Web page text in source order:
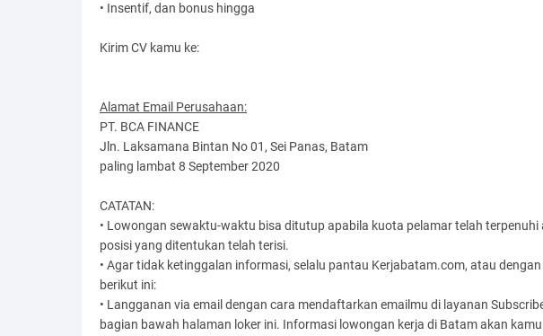
• Insentif, dan bonus hingga
Kirim CV kamu ke:
Alamat Email Perusahaan:
PT. BCA FINANCE
Jln. Laksamana Bintan No 01, Sei Panas, Batam
paling lambat 8 September 2020
CATATAN:
• Lowongan sewaktu-waktu bisa ditutup apabila kuota pelamar telah terpenuhi
posisi yang ditentukan telah terisi.
• Agar tidak ketinggalan informasi, selalu pantau Kerjabatam.com, atau
berikut ini:
• Langganan via email dengan cara mendaftarkan emailmu di layanan
bagian bawah halaman loker ini. Informasi lowongan kerja di Batam akan kamu